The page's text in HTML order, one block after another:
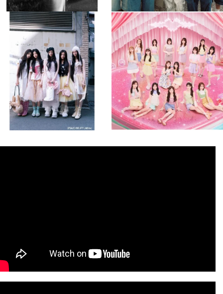
musicjapantv
💡8月特番放送決定！
8月 4
2 0
musicjapantv
💡8月特番放送決定！
...
8月 4
2 0